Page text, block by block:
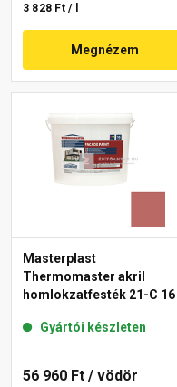
3 828 Ft / l
Megnézem
Masterplast
Thermomaster akril
homlokzatfesték 21-C 16 l
Gyártói készleten
56 960 Ft / vödör